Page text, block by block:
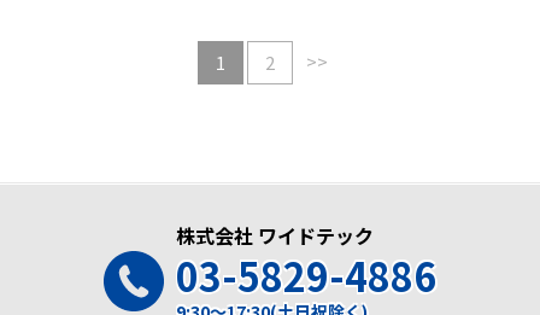
1 2 >>
株式会社 ワイドテック
03-5829-4886